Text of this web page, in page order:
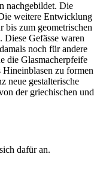
nachgebildet. Die
weitere Entwicklung
bis zum geometrischen
Diese Gefässe waren
noch für andere
die Glasmacherpfeife
Hineinblasen zu formen
neue gestalterische
der griechischen und
dafür an.